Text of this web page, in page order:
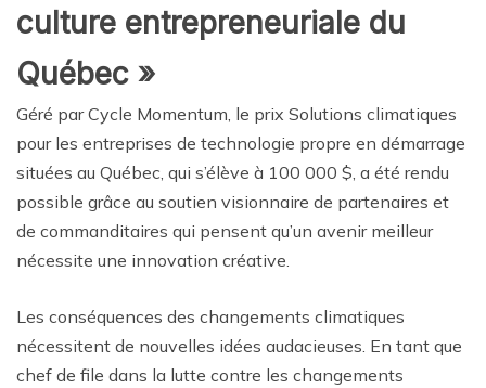
culture entrepreneuriale du
Québec »
Géré par Cycle Momentum, le prix Solutions climatiques
pour les entreprises de technologie propre en démarrage
situées au Québec, qui s’élève à 100 000 $, a été rendu
possible grâce au soutien visionnaire de partenaires et
de commanditaires qui pensent qu’un avenir meilleur
nécessite une innovation créative.
Les conséquences des changements climatiques
nécessitent de nouvelles idées audacieuses. En tant que
chef de file dans la lutte contre les changements